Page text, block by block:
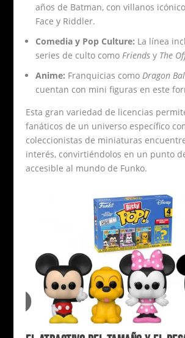
años de Batman, con villanos
Face y Riddler.
Comedia y Pop Culture: La línea
series de culto como Friends y The
Anime: Franquicias como Dragon
cuentan con mini figuras en este
Esta gran variedad de licencias
fanáticos de un universo específico
coleccionistas de miniaturas
interés, convirtiéndolos en un punto
accesible al mundo de Funko.